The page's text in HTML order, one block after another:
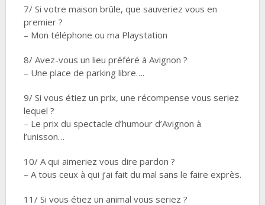
7/ Si votre maison brûle, que sauveriez vous en
premier ?
– Mon téléphone ou ma Playstation
8/ Avez-vous un lieu préféré à Avignon ?
– Une place de parking libre….
9/ Si vous étiez un prix, une récompense vous seriez
lequel ?
– Le prix du spectacle d’humour d’Avignon à
l’unisson…
10/ A qui aimeriez vous dire pardon ?
– A tous ceux à qui j’ai fait du mal sans le faire exprès.
11/ Si vous étiez un animal vous seriez ?